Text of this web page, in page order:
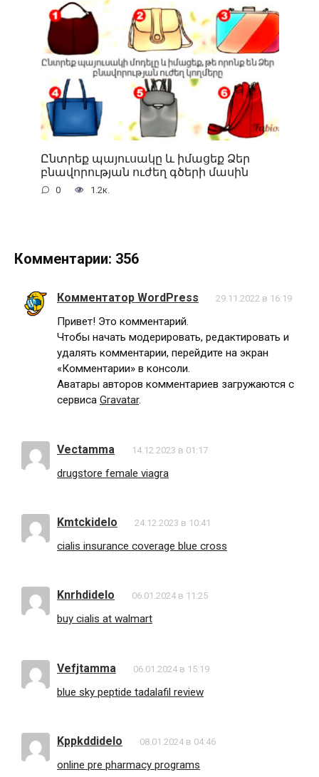
Ընտրեք պայուսակը և իմացեք Ձեր
բնավորության ուժեղ գծերի մասին
0 1.2к.
Комментарии: 356
Комментатор WordPress 29.11.2022 в 16:19
Привет! Это комментарий.
Чтобы начать модерировать, редактировать и
удалять комментарии, перейдите на экран
«Комментарии» в консоли.
Аватары авторов комментариев загружаются с
сервиса Gravatar.
Vectamma 14.12.2023 в 01:17
drugstore female viagra
Kmtckidelo 24.12.2023 в 10:41
cialis insurance coverage blue cross
Knrhdidelo 06.01.2024 в 11:25
buy cialis at walmart
Vefjtamma 06.01.2024 в 15:19
blue sky peptide tadalafil review
Kppkddidelo 08.01.2024 в 04:46
online pre pharmacy programs